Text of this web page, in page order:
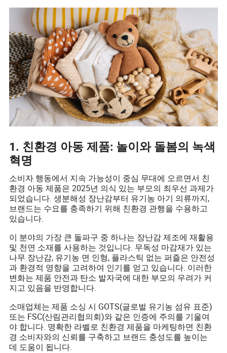
1. 친환경 아동 제품: 놀이와 돌봄의 녹색
혁명
소비자 행동에서 지속 가능성이 중심 무대에 오르면서 친
환경 아동 제품은 2025년 의식 있는 부모의 최우선 과제가
되었습니다. 생분해성 장난감부터 유기농 아기 의류까지,
브랜드는 수요를 충족하기 위해 친환경 관행을 수용하고
있습니다.
이 분야의 가장 큰 돌파구 중 하나는 장난감 제조에 재활용
및 천연 소재를 사용하는 것입니다. 무독성 마감재가 있는
나무 장난감, 유기농 면 인형, 플라스틱 없는 퍼즐은 안전성
과 환경적 영향을 고려하여 인기를 얻고 있습니다. 이러한
변화는 제품 안전과 탄소 발자국에 대한 부모의 우려가 커
지고 있음을 반영합니다.
소매업체는 제품 소싱 시 GOTS(글로벌 유기농 섬유 표준)
또는 FSC(산림관리협의회)와 같은 인증에 주의를 기울여
야 합니다. 명확한 라벨로 친환경 제품을 마케팅하면 친환
경 소비자와의 신뢰를 구축하고 브랜드 충성도를 높이는
데 도움이 됩니다.